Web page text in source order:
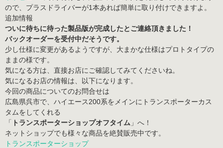
ので、プラスドライバーが1本あれば簡単に取り付けできますよ。
追加情報
ついに待ちに待った製品版が完成したとご連絡頂きました！
バックオーダーを受付中だそうです。
少し仕様に変更があるようですが、大まかな仕様はプロトタイプの
ままの様です。
気になる方は、直接お店にご確認してみてくださいね。
気になるお店の情報は、以下になります。
今回の商品についてのお問合せは
広島県呉市で、ハイエース200系をメインにトランスポーターカス
タムをしてくれる
「
トランスポーターショップオフタイム 」へ！
ネットショップでも様々な商品を絶賛販売中です。
トランスポーターショップ